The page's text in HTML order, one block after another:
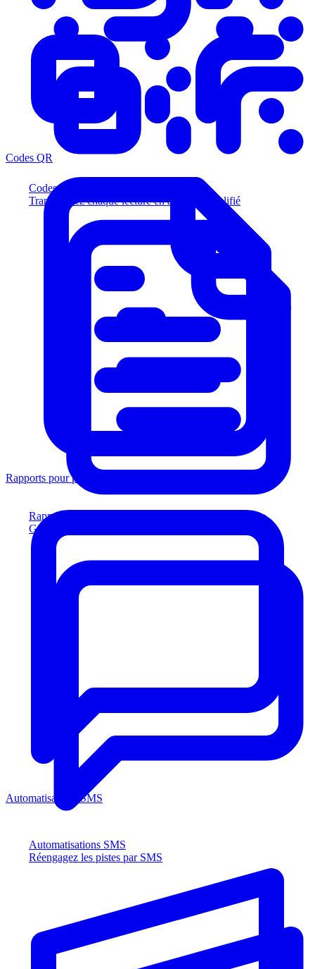
Codes QR
Transformez chaque lecture en acheteur qualifié
Rapports pour prêteurs
Générez des rapports conformes aux prêteurs
Automatisations SMS
Réengagez les pistes par SMS
Codes QR
Rapports pour prêteurs
Automatisations SMS